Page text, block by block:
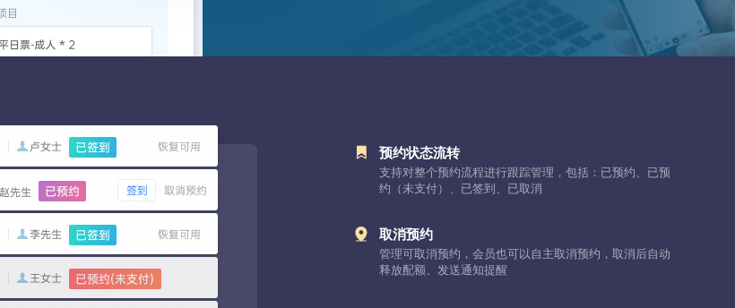
预约状态流转
支持对整个预约流程进行跟踪管理，包括：已预约、已预
约（未支付）、已签到、已取消
取消预约
管理可取消预约，会员也可以自主取消预约，取消后自动
释放配额、发送通知提醒